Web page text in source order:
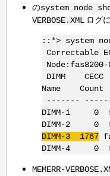
のsystem node
VERBOSE.XML ログ
::*> system
Correctable
Node:fas8200-
DIMM
Name Count
-------
DIMM-1 0
DIMM-2 0
DIMM-31767
DIMM-4 0
MEMERR-